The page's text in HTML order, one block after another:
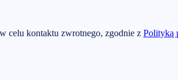
celu kontaktu zwrotnego, zgodnie z Polityką